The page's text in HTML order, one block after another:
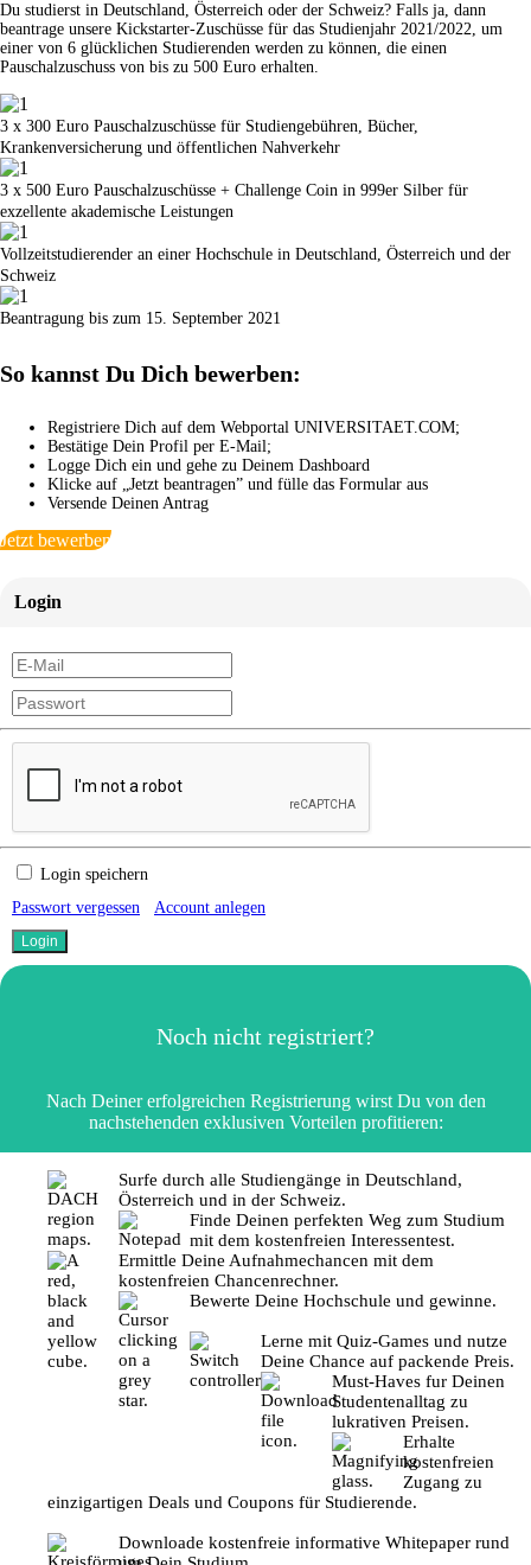
Du studierst in Deutschland, Österreich oder der Schweiz? Falls ja, dann
beantrage unsere Kickstarter-Zuschüsse für das Studienjahr 2021/2022, um
einer von 6 glücklichen Studierenden werden zu können, die einen
Pauschalzuschuss von bis zu 500 Euro erhalten.
3 x 300 Euro Pauschalzuschüsse für Studiengebühren, Bücher,
Krankenversicherung und öffentlichen Nahverkehr
3 x 500 Euro Pauschalzuschüsse + Challenge Coin in 999er Silber für
exzellente akademische Leistungen
Vollzeitstudierender an einer Hochschule in Deutschland, Österreich und der
Schweiz
Beantragung bis zum 15. September 2021
So kannst Du Dich bewerben:
Registriere Dich auf dem Webportal UNIVERSITAET.COM;
Bestätige Dein Profil per E-Mail;
Logge Dich ein und gehe zu Deinem Dashboard
Klicke auf „Jetzt beantragen” und fülle das Formular aus
Versende Deinen Antrag
Jetzt bewerben
Login
Login speichern
Passwort vergessen
Account anlegen
Noch nicht registriert?
Nach Deiner erfolgreichen Registrierung wirst Du von den
nachstehenden exklusiven Vorteilen profitieren:
Surfe durch alle Studiengänge in Deutschland,
Österreich und in der Schweiz.
Finde Deinen perfekten Weg zum Studium
mit dem kostenfreien Interessentest.
Ermittle Deine Aufnahmechancen mit dem
kostenfreien Chancenrechner.
Bewerte Deine Hochschule und gewinne.
Lerne mit Quiz-Games und nutze
Deine Chance auf packende Preis.
Must-Haves fur Deinen
Studentenalltag zu
lukrativen Preisen.
Erhalte
kostenfreien
Zugang zu
einzigartigen Deals und Coupons für Studierende.
Downloade kostenfreie informative Whitepaper rund